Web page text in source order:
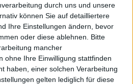
durch uns und unsere
können Sie auf detailliertere
Ihre Einstellungen ändern, bevor
oder diese ablehnen.
Bitte
mancher
ohne Ihre Einwilligung stattfinden
haben, einer solchen Verarbeitung
gelten lediglich für diese